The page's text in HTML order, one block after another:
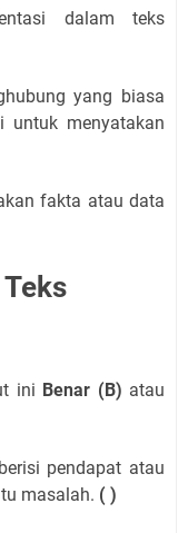
dalam teks
yang biasa
untuk menyatakan
fakta atau data
ini Benar (B) atau
pendapat atau
masalah. ( )